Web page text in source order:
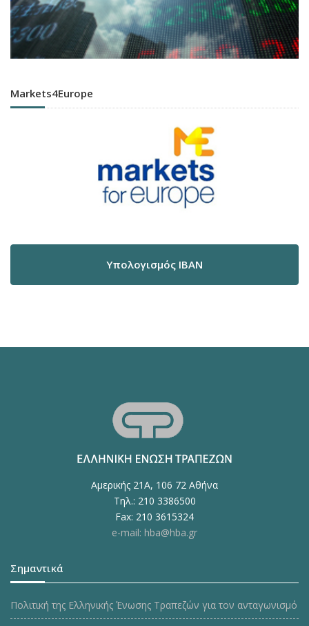
Markets4Europe
Υπολογισμός IBAN
Αμερικής 21Α, 106 72 Αθήνα
Τηλ.: 210 3386500
Fax: 210 3615324
e-mail: hba@hba.gr
Σημαντικά
Πολιτική της Ελληνικής Ένωσης Τραπεζών για τον ανταγωνισμό